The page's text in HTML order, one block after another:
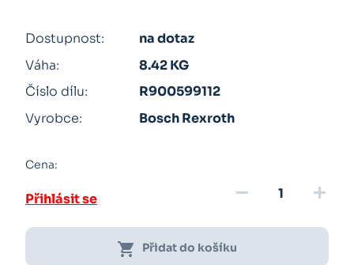
Dostupnost:
na dotaz
Váha:
8.42 KG
Číslo dílu:
R900599112
Vyrobce:
Bosch Rexroth
Cena:
Přihlásit se remove add
shopping_cart Přidat do košíku